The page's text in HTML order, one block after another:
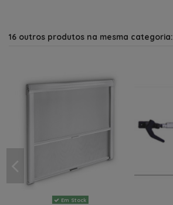
16 outros produtos na mesma categoria:
Em Stock